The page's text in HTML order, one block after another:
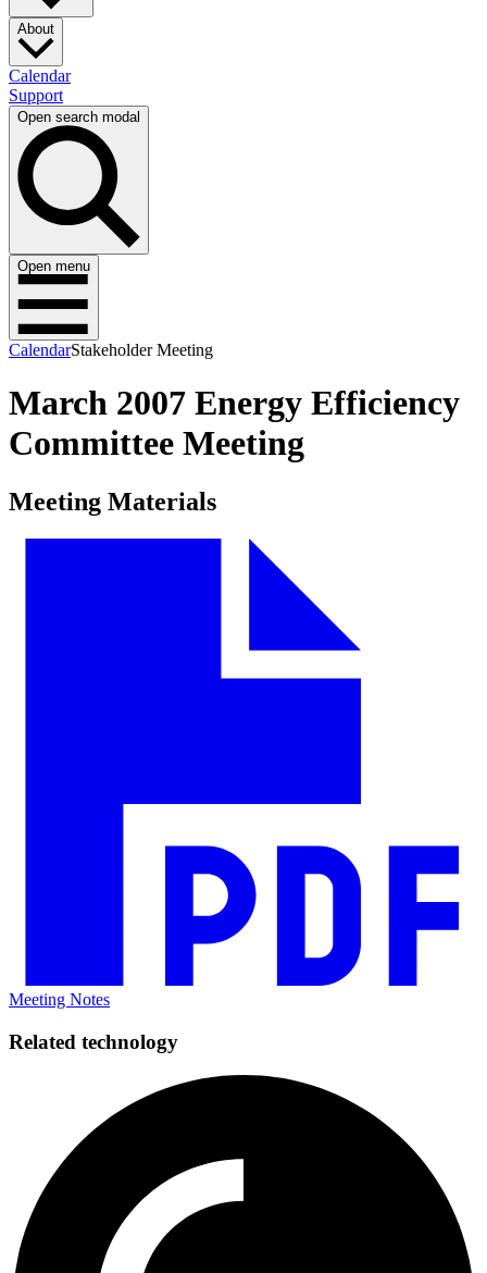
About​​​​‌ ‍ ​‍​‍‌‍ ‌ ​‍‌‍‍‌‌‍‌ ‌‍‍‌‌‍ ‍​‍​‍​ ‍‍​‍​‍‌ ​ ‌‍​‌‌‍ ‍‌‍‍‌‌ ‌​‌ ‍‌​‍ ‍‌‍‍‌‌‍ ​‍​‍​‍ ​​‍​‍‌‍‍​‌ ​‍‌‍‌‌‌‍‌‍​‍​‍​ ‍‍​‍​‍‌‍‍​‌ ‌​‌ ‌​‌ ​​​ ‍‍​‍ ​‍ ‌‍ ​‌‍ ‌‍​ ‌‍​‌‌‍ ​‌‍‍​‌‍ ‌ ​ ‌ ‌​​ ‍‍​ ​ ​ ​ ​ ​ ​ ​ ​‍ ‌‍‍‌‌‍ ‍‌ ‌​‌‍‌‌‌‍ ‍‌ ‌​​‍ ‌‍‌‌‌‍‌​‌‍‍‌‌ ‌​​‍ ‌‍ ‌‌‍ ‌‍‌​‌‍‌‌​ ‌‌ ​​‌ ​‍‌‍‌‌‌ ​ ‌‍‌‌‌‍ ‍‌ ‌​‌‍​‌‌ ‌​‌‍‍‌‌‍ ‌‍ ‍​ ‍ ‌‍‍‌‌‍‌​​ ‌‌ ​ ‌‍‍‌‌ ‌​‌‍‌‌‌​‍​‌‍‌‌‌‍​‌‌‍‌​‌‍‌‌‌ ​‍​ ‍ ‌ ‌​‌ ‍‌‌ ​​‌‍‌‌​ ‌‌‍‍​‌‍‌‌‌‍​‌‌‍‌​‌‍‌‌‌ ​‍​ ‍ ‌ ​​‌‍​‌‌ ‌​‌‍‍​​ ‌‌ ​‍‌‍‍‌‌‍‌ ‌‍‍​‌ ‌​‌​ ‌‌‍‌‌‌‍ ‍‌ ‌‌‌ ​ ​‍‌‌​ ‌‌‌​​‍‌‌ ‌‍‍ ‌‍‌‌‌ ‍‌​‍‌‌​ ​ ‌​‌​​‍‌‌​ ​ ‌​‌​​‍‌‌​ ​‍​ ​‍​ ​‌​ ‌​​ ​ ‌‍​ ​ ‌‍‌‍​ ​ ‌ ​ ‌ ‌‍​‌‌‍‌‍​ ‌‍‌‍‌​​‍‌‌​ ​‍​ ​‍​‍‌‌​ ‌‌‌​‌​​‍ ‍‌ ‌​‌‍‌‌‌ ‍​‌ ‌​​ ‌‍​‍‌‍​‌‌ ​ ‌‍‌‌‌‌‌‌‌ ​‍‌‍ ​​ ‌‌‍‍​‌ ‌​‌ ‌​‌ ​​​‍‌‌​ ​ ‌​​‌​‍‌‌​ ​‍‌​‌‍​‍‌‌​ ​‍‌​‌‍‌‍ ​‌‍ ‌‍​ ‌‍​‌‌‍ ​‌‍‍​‌‍ ‌ ​ ‌ ‌​​‍‌‌​ ​ ‌​​‌​ ​ ​ ​ ​ ​ ​ ​ ​‍‌‍‌‍‍‌‌‍‌​​ ‌‌ ​ ‌‍‍‌‌ ‌​‌‍‌‌‌​‍​‌‍‌‌‌‍​‌‌‍‌​‌‍‌‌‌ ​‍​‍‌‍‌ ‌​‌ ‍‌‌ ​​‌‍‌‌​ ‌‌‍‍​‌‍‌‌‌‍​‌‌‍‌​‌‍‌‌‌ ​‍​‍‌‍‌ ​​‌‍​‌‌ ‌​‌‍‍​​ ‌‌ ​‍‌‍‍‌‌‍‌ ‌‍‍​‌ ‌​‌​ ‌‌‍‌‌‌‍ ‍‌ ‌‌‌ ​ ​‍‌‌​ ‌‌‌​​‍‌‌ ‌‍‍ ‌‍‌‌‌ ‍‌​‍‌‌​ ​ ‌​‌​​‍‌‌​ ​ ‌​‌​​‍‌‌​ ​‍​ ​‍​ ​‌​ ‌​​ ​ ‌‍​ ​ ‌‍‌‍​ ​ ‌ ​ ‌ ‌‍​‌‌‍‌‍​ ‌‍‌‍‌​​‍‌‌​ ​‍​ ​‍​‍‌‌​ ‌‌‌​‌​​‍ ‍‌ ‌​‌‍‌‌‌ ‍​‌ ‌​​‍‌‍‌ ​​‌‍‌‌‌ ​‍‌ ​ ‌ ​​‌‍‌‌‌‍​ ‌ ‌​‌‍‍‌‌ ‌‍‌‍‌‌​ ‌‌ ​​‌ ‌‌‌‍​‍‌‍ ​‌‍‍‌‌ ​ ‌‍‍​‌‍‌‌‌‍‌​​‍​‍‌ ‌
Calendar​​​​‌ ‍ ​‍​‍‌‍ ‌ ​‍‌‍‍‌‌‍‌ ‌‍‍‌‌‍ ‍​‍​‍​ ‍‍​‍​‍‌ ​ ‌‍​‌‌‍ ‍‌‍‍‌‌ ‌​‌ ‍‌​‍ ‍‌‍‍‌‌‍ ​‍​‍​‍ ​​‍​‍‌‍‍​‌ ​‍‌‍‌‌‌‍‌‍​‍​‍​ ‍‍​‍​‍‌‍‍​‌ ‌​‌ ‌​‌ ​​​ ‍‍​‍ ​‍ ‌‍ ​‌‍ ‌‍​ ‌‍​‌‌‍ ​‌‍‍​‌‍ ‌ ​ ‌ ‌​​ ‍‍​ ​ ​ ​ ​ ​ ​ ​ ​‍ ‌‍‍‌‌‍ ‍‌ ‌​‌‍‌‌‌‍ ‍‌ ‌​​‍ ‌‍‌‌‌‍‌​‌‍‍‌‌ ‌​​‍ ‌‍ ‌‌‍ ‌‍‌​‌‍‌‌​ ‌‌ ​​‌ ​‍‌‍‌‌‌ ​ ‌‍‌‌‌‍ ‍‌ ‌​‌‍​‌‌ ‌​‌‍‍‌‌‍ ‌‍ ‍​ ‍ ‌‍‍‌‌‍‌​​ ‌‌ ​ ‌‍‍‌‌ ‌​‌‍‌‌‌​‍​‌‍‌‌‌‍​‌‌‍‌​‌‍‌‌‌ ​‍​ ‍ ‌ ‌​‌ ‍‌‌ ​​‌‍‌‌​ ‌‌‍‍​‌‍‌‌‌‍​‌‌‍‌​‌‍‌‌‌ ​‍​ ‍ ‌ ​​‌‍​‌‌ ‌​‌‍‍​​ ‌‌ ​‍‌‍‍‌‌‍‌ ‌‍‍​‌ ‌​‌​ ‌‌‍‌‌‌‍ ‍‌ ‌‌‌ ​ ​‍‌‌​ ‌‌‌​​‍‌‌ ‌‍‍ ‌‍‌‌‌ ‍‌​‍‌‌​ ​ ‌​‌​​‍‌‌​ ​ ‌​‌​​‍‌‌​ ​‍​ ​‍​ ‍​​ ​‌​ ​‍​ ‌ ​ ​​​ ​‍​ ​‍‌‍‌‍​ ‌​​ ‍​​ ​‍​ ​​​‍‌‌​ ​‍​ ​‍​‍‌‌​ ‌‌‌​‌​​‍ ‍‌ ‌​‌‍‌‌‌ ‍​‌ ‌​​ ‌‍​‍‌‍​‌‌ ​ ‌‍‌‌‌‌‌‌‌ ​‍‌‍ ​​ ‌‌‍‍​‌ ‌​‌ ‌​‌ ​​​‍‌‌​ ​ ‌​​‌​‍‌‌​ ​‍‌​‌‍​‍‌‌​ ​‍‌​‌‍‌‍ ​‌‍ ‌‍​ ‌‍​‌‌‍ ​‌‍‍​‌‍ ‌ ​ ‌ ‌​​‍‌‌​ ​ ‌​​‌​ ​ ​ ​ ​ ​ ​ ​ ​‍‌‍‌‍‍‌‌‍‌​​ ‌‌ ​ ‌‍‍‌‌ ‌​‌‍‌‌‌​‍​‌‍‌‌‌‍​‌‌‍‌​‌‍‌‌‌ ​‍​‍‌‍‌ ‌​‌ ‍‌‌ ​​‌‍‌‌​ ‌‌‍‍​‌‍‌‌‌‍​‌‌‍‌​‌‍‌‌‌ ​‍​‍‌‍‌ ​​‌‍​‌‌ ‌​‌‍‍​​ ‌‌ ​‍‌‍‍‌‌‍‌ ‌‍‍​‌ ‌​‌​ ‌‌‍‌‌‌‍ ‍‌ ‌‌‌ ​ ​‍‌‌​ ‌‌‌​​‍‌‌ ‌‍‍ ‌‍‌‌‌ ‍‌​‍‌‌​ ​ ‌​‌​​‍‌‌​ ​ ‌​‌​​‍‌‌​ ​‍​ ​‍​ ‍​​ ​‌​ ​‍​ ‌ ​ ​​​ ​‍​ ​‍‌‍‌‍​ ‌​​ ‍​​ ​‍​ ​​​‍‌‌​ ​‍​ ​‍​‍‌‌​ ‌‌‌​‌​​‍ ‍‌ ‌​‌‍‌‌‌ ‍​‌ ‌​​‍‌‍‌ ​​‌‍‌‌‌ ​‍‌ ​ ‌ ​​‌‍‌‌‌‍​ ‌ ‌​‌‍‍‌‌ ‌‍‌‍‌‌​ ‌‌ ​​‌ ‌‌‌‍​‍‌‍ ​‌‍‍‌‌ ​ ‌‍‍​‌‍‌‌‌‍‌​​‍​‍‌ ‌
Support​​​​‌ ‍ ​‍​‍‌‍ ‌ ​‍‌‍‍‌‌‍‌ ‌‍‍‌‌‍ ‍​‍​‍​ ‍‍​‍​‍‌ ​ ‌‍​‌‌‍ ‍‌‍‍‌‌ ‌​‌ ‍‌​‍ ‍‌‍‍‌‌‍ ​‍​‍​‍ ​​‍​‍‌‍‍​‌ ​‍‌‍‌‌‌‍‌‍​‍​‍​ ‍‍​‍​‍‌‍‍​‌ ‌​‌ ‌​‌ ​​​ ‍‍​‍ ​‍ ‌‍ ​‌‍ ‌‍​ ‌‍​‌‌‍ ​‌‍‍​‌‍ ‌ ​ ‌ ‌​​ ‍‍​ ​ ​ ​ ​ ​ ​ ​ ​‍ ‌‍‍‌‌‍ ‍‌ ‌​‌‍‌‌‌‍ ‍‌ ‌​​‍ ‌‍‌‌‌‍‌​‌‍‍‌‌ ‌​​‍ ‌‍ ‌‌‍ ‌‍‌​‌‍‌‌​ ‌‌ ​​‌ ​‍‌‍‌‌‌ ​ ‌‍‌‌‌‍ ‍‌ ‌​‌‍​‌‌ ‌​‌‍‍‌‌‍ ‌‍ ‍​ ‍ ‌‍‍‌‌‍‌​​ ‌‌ ​ ‌‍‍‌‌ ‌​‌‍‌‌‌​‍​‌‍‌‌‌‍​‌‌‍‌​‌‍‌‌‌ ​‍​ ‍ ‌ ‌​‌ ‍‌‌ ​​‌‍‌‌​ ‌‌‍‍​‌‍‌‌‌‍​‌‌‍‌​‌‍‌‌‌ ​‍​ ‍ ‌ ​​‌‍​‌‌ ‌​‌‍‍​​ ‌‌ ​‍‌‍‍‌‌‍‌ ‌‍‍​‌ ‌​‌​ ‌‌‍‌‌‌‍ ‍‌ ‌‌‌ ​ ​‍‌‌​ ‌‌‌​​‍‌‌ ‌‍‍ ‌‍‌‌‌ ‍‌​‍‌‌​ ​ ‌​‌​​‍‌‌​ ​ ‌​‌​​‍‌‌​ ​‍​ ​‍​ ‍​​ ​‍​ ‌ ‌‍‌‌​ ​‌‌‍​‍‌‍‌​​ ‍‌​ ‌​‌‍​ ​ ‌ ​ ‌ ​‍‌‌​ ​‍​ ​‍​‍‌‌​ ‌‌‌​‌​​‍ ‍‌ ‌​‌‍‌‌‌ ‍​‌ ‌​​ ‌‍​‍‌‍​‌‌ ​ ‌‍‌‌‌‌‌‌‌ ​‍‌‍ ​​ ‌‌‍‍​‌ ‌​‌ ‌​‌ ​​​‍‌‌​ ​ ‌​​‌​‍‌‌​ ​‍‌​‌‍​‍‌‌​ ​‍‌​‌‍‌‍ ​‌‍ ‌‍​ ‌‍​‌‌‍ ​‌‍‍​‌‍ ‌ ​ ‌ ‌​​‍‌‌​ ​ ‌​​‌​ ​ ​ ​ ​ ​ ​ ​ ​‍‌‍‌‍‍‌‌‍‌​​ ‌‌ ​ ‌‍‍‌‌ ‌​‌‍‌‌‌​‍​‌‍‌‌‌‍​‌‌‍‌​‌‍‌‌‌ ​‍​‍‌‍‌ ‌​‌ ‍‌‌ ​​‌‍‌‌​ ‌‌‍‍​‌‍‌‌‌‍​‌‌‍‌​‌‍‌‌‌ ​‍​‍‌‍‌ ​​‌‍​‌‌ ‌​‌‍‍​​ ‌‌ ​‍‌‍‍‌‌‍‌ ‌‍‍​‌ ‌​‌​ ‌‌‍‌‌‌‍ ‍‌ ‌‌‌ ​ ​‍‌‌​ ‌‌‌​​‍‌‌ ‌‍‍ ‌‍‌‌‌ ‍‌​‍‌‌​ ​ ‌​‌​​‍‌‌​ ​ ‌​‌​​‍‌‌​ ​‍​ ​‍​ ‍​​ ​‍​ ‌ ‌‍‌‌​ ​‌‌‍​‍‌‍‌​​ ‍‌​ ‌​‌‍​ ​ ‌ ​ ‌ ​‍‌‌​ ​‍​ ​‍​‍‌‌​ ‌‌‌​‌​​‍ ‍‌ ‌​‌‍‌‌‌ ‍​‌ ‌​​‍‌‍‌ ​​‌‍‌‌‌ ​‍‌ ​ ‌ ​​‌‍‌‌‌‍​ ‌ ‌​‌‍‍‌‌ ‌‍‌‍‌‌​ ‌‌ ​​‌ ‌‌‌‍​‍‌‍ ​‌‍‍‌‌ ​ ‌‍‍​‌‍‌‌‌‍‌​​‍​‍‌ ‌
Open search modal
Open menu
CalendarStakeholder Meeting
March 2007 Energy Efficiency
Committee Meeting
Meeting Materials​​​​‌ ‍ ​‍​‍‌‍ ‌ ​‍‌‍‍‌‌‍‌ ‌‍‍‌‌‍ ‍​‍​‍​ ‍‍​‍​‍‌ ​ ‌‍​‌‌‍ ‍‌‍‍‌‌ ‌​‌ ‍‌​‍ ‍‌‍‍‌‌‍ ​‍​‍​‍ ​​‍​‍‌‍‍​‌ ​‍‌‍‌‌‌‍‌‍​‍​‍​ ‍‍​‍​‍‌‍‍​‌ ‌​‌ ‌​‌ ​​​ ‍‍​‍ ​‍ ‌‍ ​‌‍ ‌‍​ ‌‍​‌‌‍ ​‌‍‍​‌‍ ‌ ​ ‌ ‌​​ ‍‍​ ​ ​ ​ ​ ​ ​ ​ ​‍ ‌‍‍‌‌‍ ‍‌ ‌​‌‍‌‌‌‍ ‍‌ ‌​​‍ ‌‍‌‌‌‍‌​‌‍‍‌‌ ‌​​‍ ‌‍ ‌‌‍ ‌‍‌​‌‍‌‌​ ‌‌ ​​‌ ​‍‌‍‌‌‌ ​ ‌‍‌‌‌‍ ‍‌ ‌​‌‍​‌‌ ‌​‌‍‍‌‌‍ ‌‍ ‍​ ‍ ‌‍‍‌‌‍‌​​ ‌‌‍‌‌​ ‌​‌‍​‍​ ‍​​ ‌‍​ ​ ​ ​‌‌‍‌‌​‍ ‌​ ​​‌‍‌​‌‍​ ‌‍‌​​‍ ‌​ ‌​​ ‍‌‌‍​‍​ ‍‌​‍ ‌​ ‍‌​ ​​‌‍‌​‌‍‌‌​‍ ‌‌‍​‌​ ‍​‌‍‌‌‌‍‌​‌‍‌‌​ ​‍​ ​‌​ ​ ​ ‌​​ ‌ ​ ‌ ‌‍‌‍​ ‍ ‌ ‌​‌ ‍‌‌ ​​‌‍‌‌​ ‌‌‍‌‌‌ ‌‍‌‍‌‌‌‍ ‍‌ ‌​​ ‍ ‌ ​​‌‍​‌‌ ‌​‌‍‍​​ ‌‌ ​ ‌‍‌‌‌‍​ ‌ ‌​‌‍‍‌‌‍ ‌‍ ‍‌ ​ ​‍‌‌​ ‌‌‌​​‍‌‌ ‌‍‍ ‌‍‌‌‌ ‍‌​‍‌‌​ ​ ‌​‌​​‍‌‌​ ​ ‌​‌​​‍‌‌​ ​‍​ ​‍‌‍‌‍‌‍​ ​ ‌ ​ ​‌​ ‌​​ ‌ ‌‍‌‍​ ‌ ‌‍‌‌‌‍​ ​ ​‍​ ​‍​‍‌‌​ ​‍​ ​‍​‍‌‌​ ‌‌‌​‌​​‍ ‍‌‍‍​‌‍‌‌‌‍​‌‌‍‌​‌‍‍‌‌‍ ‍‌‍‌ ​ ‌‍​‍‌‍​‌‌ ​ ‌‍‌‌‌‌‌‌‌ ​‍‌‍ ​​ ‌‌‍‍​‌ ‌​‌ ‌​‌ ​​​‍‌‌​ ​ ‌​​‌​‍‌‌​ ​‍‌​‌‍​‍‌‌​ ​‍‌​‌‍‌‍ ​‌‍ ‌‍​ ‌‍​‌‌‍ ​‌‍‍​‌‍ ‌ ​ ‌ ‌​​‍‌‌​ ​ ‌​​‌​ ​ ​ ​ ​ ​ ​ ​ ​‍‌‍‌‍‍‌‌‍‌​​ ‌‌‍‌‌​ ‌​‌‍​‍​ ‍​​ ‌‍​ ​ ​ ​‌‌‍‌‌​‍ ‌​ ​​‌‍‌​‌‍​ ‌‍‌​​‍ ‌​ ‌​​ ‍‌‌‍​‍​ ‍‌​‍ ‌​ ‍‌​ ​​‌‍‌​‌‍‌‌​‍ ‌‌‍​‌​ ‍​‌‍‌‌‌‍‌​‌‍‌‌​ ​‍​ ​‌​ ​ ​ ‌​​ ‌ ​ ‌ ‌‍‌‍​‍‌‍‌ ‌​‌ ‍‌‌ ​​‌‍‌‌​ ‌‌‍‌‌‌ ‌‍‌‍‌‌‌‍ ‍‌ ‌​​‍‌‍‌ ​​‌‍​‌‌ ‌​‌‍‍​​ ‌‌ ​ ‌‍‌‌‌‍​ ‌ ‌​‌‍‍‌‌‍ ‌‍ ‍‌ ​ ​‍‌‌​ ‌‌‌​​‍‌‌ ‌‍‍ ‌‍‌‌‌ ‍‌​‍‌‌​ ​ ‌​‌​​‍‌‌​ ​ ‌​‌​​‍‌‌​ ​‍​ ​‍‌‍‌‍‌‍​ ​ ‌ ​ ​‌​ ‌​​ ‌ ‌‍‌‍​ ‌ ‌‍‌‌‌‍​ ​ ​‍​ ​‍​‍‌‌​ ​‍​ ​‍​‍‌‌​ ‌‌‌​‌​​‍ ‍‌‍‍​‌‍‌‌‌‍​‌‌‍‌​‌‍‍‌‌‍ ‍‌‍‌ ​‍‌‍‌ ​​‌‍‌‌‌ ​‍‌ ​ ‌ ​​‌‍‌‌‌‍​ ‌ ‌​‌‍‍‌‌ ‌‍‌‍‌‌​ ‌‌ ​​‌ ‌‌‌‍​‍‌‍ ​‌‍‍‌‌ ​ ‌‍‍​‌‍‌‌‌‍‌​​‍​‍‌ ‌
Meeting Notes​​​​‌ ‍ ​‍​‍‌‍ ‌ ​‍‌‍‍‌‌‍‌ ‌‍‍‌‌‍ ‍​‍​‍​ ‍‍​‍​‍‌ ​ ‌‍​‌‌‍ ‍‌‍‍‌‌ ‌​‌ ‍‌​‍ ‍‌‍‍‌‌‍ ​‍​‍​‍ ​​‍​‍‌‍‍​‌ ​‍‌‍‌‌‌‍‌‍​‍​‍​ ‍‍​‍​‍‌‍‍​‌ ‌​‌ ‌​‌ ​​​ ‍‍​‍ ​‍ ‌‍ ​‌‍ ‌‍​ ‌‍​‌‌‍ ​‌‍‍​‌‍ ‌ ​ ‌ ‌​​ ‍‍​ ​ ​ ​ ​ ​ ​ ​ ​‍ ‌‍‍‌‌‍ ‍‌ ‌​‌‍‌‌‌‍ ‍‌ ‌​​‍ ‌‍‌‌‌‍‌​‌‍‍‌‌ ‌​​‍ ‌‍ ‌‌‍ ‌‍‌​‌‍‌‌​ ‌‌ ​​‌ ​‍‌‍‌‌‌ ​ ‌‍‌‌‌‍ ‍‌ ‌​‌‍​‌‌ ‌​‌‍‍‌‌‍ ‌‍ ‍​ ‍ ‌‍‍‌‌‍‌​​ ‌‌‍‌‌​ ‌​‌‍​‍​ ‍​​ ‌‍​ ​ ​ ​‌‌‍‌‌​‍ ‌​ ​​‌‍‌​‌‍​ ‌‍‌​​‍ ‌​ ‌​​ ‍‌‌‍​‍​ ‍‌​‍ ‌​ ‍‌​ ​​‌‍‌​‌‍‌‌​‍ ‌‌‍​‌​ ‍​‌‍‌‌‌‍‌​‌‍‌‌​ ​‍​ ​‌​ ​ ​ ‌​​ ‌ ​ ‌ ‌‍‌‍​ ‍ ‌ ‌​‌ ‍‌‌ ​​‌‍‌‌​ ‌‌‍‌‌‌ ‌‍‌‍‌‌‌‍ ‍‌ ‌​​ ‍ ‌ ​​‌‍​‌‌ ‌​‌‍‍​​ ‌‌ ​ ‌‍‌‌‌‍​ ‌ ‌​‌‍‍‌‌‍ ‌‍ ‍‌ ​ ​‍‌‌​ ‌‌‌​​‍‌‌ ‌‍‍ ‌‍‌‌‌ ‍‌​‍‌‌​ ​ ‌​‌​​‍‌‌​ ​ ‌​‌​​‍‌‌​ ​‍​ ​‍‌‍‌‍‌‍​ ​ ‌ ​ ​‌​ ‌​​ ‌ ‌‍‌‍​ ‌ ‌‍‌‌‌‍​ ​ ​‍​ ​‍​‍‌‌​ ​‍​ ​‍​‍‌‌​ ‌‌‌​‌​​‍ ‍‌‍​ ‌‍ ‌‍ ‍‌ ‌​‌‍‌‌‌‍ ‍‌ ‌​​‍‌‌​ ‌‌‌​​‍‌‌ ‌‍‍ ‌‍‌‌‌ ‍‌​‍‌‌​ ​ ‌​‌​​‍‌‌​ ​ ‌​‌​​‍‌‌​ ​‍​ ​‍​ ‌‌​ ‍‌‌‍​‌‌‍‌‌​ ​‍​ ​‌​ ​‌​ ‌ ‌‍‌‍​ ‌‍‌‍​‍​ ​ ​‍‌‌​ ​‍​ ​‍​‍‌‌​ ‌‌‌​‌​​‍ ‍‌ ‌​‌‍‌‌‌ ‍​‌ ‌​​ ‌‍​‍‌‍​‌‌ ​ ‌‍‌‌‌‌‌‌‌ ​‍‌‍ ​​ ‌‌‍‍​‌ ‌​‌ ‌​‌ ​​​‍‌‌​ ​ ‌​​‌​‍‌‌​ ​‍‌​‌‍​‍‌‌​ ​‍‌​‌‍‌‍ ​‌‍ ‌‍​ ‌‍​‌‌‍ ​‌‍‍​‌‍ ‌ ​ ‌ ‌​​‍‌‌​ ​ ‌​​‌​ ​ ​ ​ ​ ​ ​ ​ ​‍‌‍‌‍‍‌‌‍‌​​ ‌‌‍‌‌​ ‌​‌‍​‍​ ‍​​ ‌‍​ ​ ​ ​‌‌‍‌‌​‍ ‌​ ​​‌‍‌​‌‍​ ‌‍‌​​‍ ‌​ ‌​​ ‍‌‌‍​‍​ ‍‌​‍ ‌​ ‍‌​ ​​‌‍‌​‌‍‌‌​‍ ‌‌‍​‌​ ‍​‌‍‌‌‌‍‌​‌‍‌‌​ ​‍​ ​‌​ ​ ​ ‌​​ ‌ ​ ‌ ‌‍‌‍​‍‌‍‌ ‌​‌ ‍‌‌ ​​‌‍‌‌​ ‌‌‍‌‌‌ ‌‍‌‍‌‌‌‍ ‍‌ ‌​​‍‌‍‌ ​​‌‍​‌‌ ‌​‌‍‍​​ ‌‌ ​ ‌‍‌‌‌‍​ ‌ ‌​‌‍‍‌‌‍ ‌‍ ‍‌ ​ ​‍‌‌​ ‌‌‌​​‍‌‌ ‌‍‍ ‌‍‌‌‌ ‍‌​‍‌‌​ ​ ‌​‌​​‍‌‌​ ​ ‌​‌​​‍‌‌​ ​‍​ ​‍‌‍‌‍‌‍​ ​ ‌ ​ ​‌​ ‌​​ ‌ ‌‍‌‍​ ‌ ‌‍‌‌‌‍​ ​ ​‍​ ​‍​‍‌‌​ ​‍​ ​‍​‍‌‌​ ‌‌‌​‌​​‍ ‍‌‍​ ‌‍ ‌‍ ‍‌ ‌​‌‍‌‌‌‍ ‍‌ ‌​​‍‌‌​ ‌‌‌​​‍‌‌ ‌‍‍ ‌‍‌‌‌ ‍‌​‍‌‌​ ​ ‌​‌​​‍‌‌​ ​ ‌​‌​​‍‌‌​ ​‍​ ​‍​ ‌‌​ ‍‌‌‍​‌‌‍‌‌​ ​‍​ ​‌​ ​‌​ ‌ ‌‍‌‍​ ‌‍‌‍​‍​ ​ ​‍‌‌​ ​‍​ ​‍​‍‌‌​ ‌‌‌​‌​​‍ ‍‌ ‌​‌‍‌‌‌ ‍​‌ ‌​​‍‌‍‌ ​​‌‍‌‌‌ ​‍‌ ​ ‌ ​​‌‍‌‌‌‍​ ‌ ‌​‌‍‍‌‌ ‌‍‌‍‌‌​ ‌‌ ​​‌ ‌‌‌‍​‍‌‍ ​‌‍‍‌‌ ​ ‌‍‍​‌‍‌‌‌‍‌​​‍​‍‌ ‌
Related technology